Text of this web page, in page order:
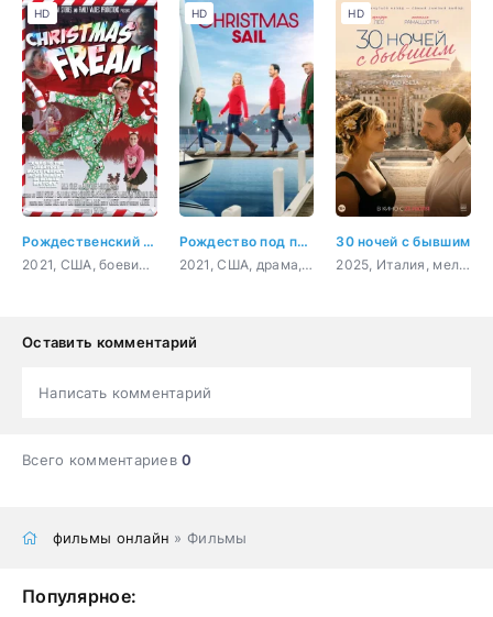
Рождественский чудак
2021, США, боевик, комедия
HD
Рождество под парусом
2021, США, драма, мелодрама
HD
30 ночей с бывшим
2025, Италия, мелодрама, комедия
HD
Оставить комментарий
Написать комментарий
Всего комментариев0
фильмы онлайн » Фильмы
Популярное: